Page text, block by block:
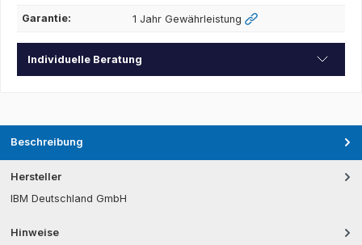
Garantie: 1 Jahr Gewährleistung
Individuelle Beratung
Beschreibung
Hersteller
IBM Deutschland GmbH
Hinweise